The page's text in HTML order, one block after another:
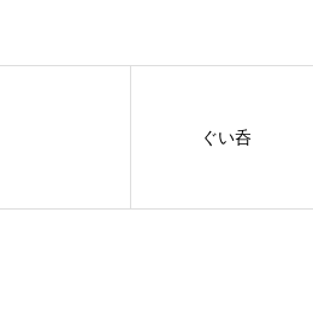
ぐい呑